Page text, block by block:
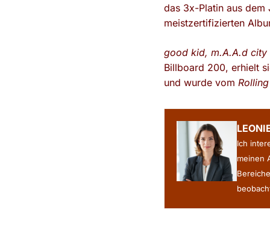
das 3x-Platin aus
meistzertifizierten
good kid, m.A.A.d city
Billboard 200, erhielt
und wurde vom
Ich
meinen